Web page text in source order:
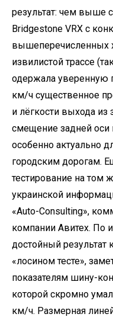
результат: чем выше
Bridgestone VRX c
вышеперечисленных
извилистой трассе
одержала уверенную
км/ч существенное
и лёгкости выхода
смещение задней оси
особенно актуально
городским дорогам.
тестирование на том
украинской
«Auto-Consulting»,
компании Авитех. По
достойный результат
«лосином тесте»,
показателям шину-
которой скромно
км/ч. Размерная